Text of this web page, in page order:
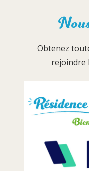
Obtenez
rejoindre